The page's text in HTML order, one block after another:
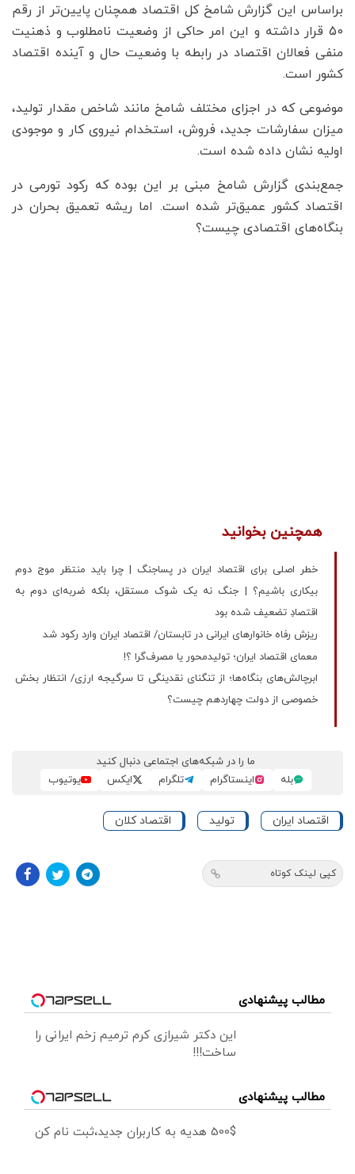
براساس این گزارش شامخ کل اقتصاد همچنان پایین‌تر از رقم
50 قرار داشته و این امر حاکی از وضعیت نامطلوب و ذهنیت
منفی فعالان اقتصاد در رابطه با وضعیت حال و آینده اقتصاد
کشور است.
موضوعی که در اجزای مختلف شامخ مانند شاخص مقدار تولید،
میزان سفارشات جدید،‌ فروش، استخدام نیروی کار و موجودی
اولیه نشان داده شده است.
جمع‌بندی گزارش شامخ مبنی بر این بوده که رکود تورمی در
اقتصاد کشور عمیق‌تر شده است. اما ریشه‌ تعمیق بحران در
بنگاه‌های اقتصادی چیست؟
همچنین بخوانید
خطر اصلی برای اقتصاد ایران در پساجنگ | چرا باید منتظر موج دوم
بیکاری باشیم؟ | جنگ نه یک شوک مستقل، بلکه ضربه‌ای دوم به
اقتصادِ تضعیف شده بود
ریزش رفاه خانوارهای ایرانی در تابستان/ اقتصاد ایران وارد رکود شد
معمای اقتصاد ایران؛ تولیدمحور یا مصرف‌گرا ؟!
ابرچالش‌های بنگاه‌ها؛ از تنگنای نقدینگی تا سرگیجه ارزی/ انتظار بخش
خصوصی از دولت چهاردهم چیست؟
ما را در شبکه‌های اجتماعی دنبال کنید
بله
اینستاگرام تلگرام ایکس یوتیوب
اقتصاد ایران تولید اقتصاد کلان
کپی لینک کوتاه
مطالب پیشنهادی
این دکتر شیرازی کرم ترمیم زخم ایرانی را
ساخت!!!
مطالب پیشنهادی
500$ هدیه به کاربران جدید،ثبت نام کن